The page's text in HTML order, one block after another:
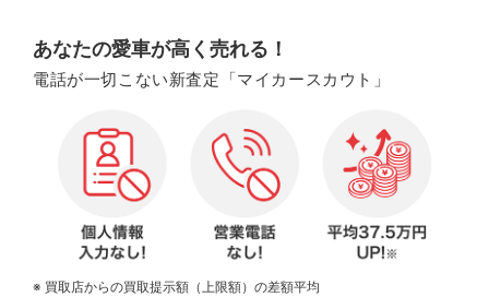
あなたの愛車が高く売れる！
電話が一切こない新査定「マイカースカウト」
※ 買取店からの買取提示額（上限額）の差額平均